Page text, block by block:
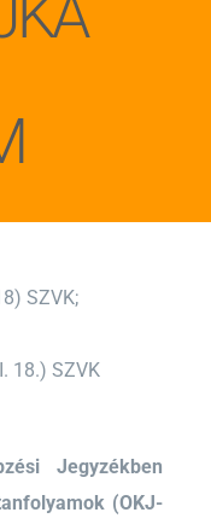
SZVK;
18.) SZVK
Jegyzékben
(OKJ-